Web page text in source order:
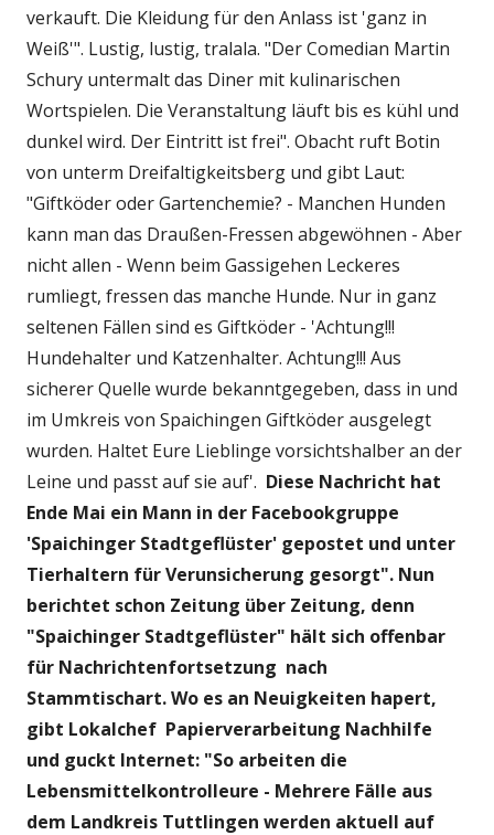
verkauft. Die Kleidung für den Anlass ist 'ganz in
Weiß'". Lustig, lustig, tralala. "Der Comedian Martin
Schury untermalt das Diner mit kulinarischen
Wortspielen. Die Veranstaltung läuft bis es kühl und
dunkel wird. Der Eintritt ist frei". Obacht ruft Botin
von unterm Dreifaltigkeitsberg und gibt Laut:
"Giftköder oder Gartenchemie? - Manchen Hunden
kann man das Draußen-Fressen abgewöhnen - Aber
nicht allen - Wenn beim Gassigehen Leckeres
rumliegt, fressen das manche Hunde. Nur in ganz
seltenen Fällen sind es Giftköder - 'Achtung!!!
Hundehalter und Katzenhalter. Achtung!!! Aus
sicherer Quelle wurde bekanntgegeben, dass in und
im Umkreis von Spaichingen Giftköder ausgelegt
wurden. Haltet Eure Lieblinge vorsichtshalber an der
Leine und passt auf sie auf'. Diese Nachricht hat
Ende Mai ein Mann in der Facebookgruppe
'Spaichinger Stadtgeflüster' gepostet und unter
Tierhaltern für Verunsicherung gesorgt". Nun
berichtet schon Zeitung über Zeitung, denn
"Spaichinger Stadtgeflüster" hält sich offenbar
für Nachrichtenfortsetzung nach
Stammtischart. Wo es an Neuigkeiten hapert,
gibt Lokalchef Papierverarbeitung Nachhilfe
und guckt Internet: "So arbeiten die
Lebensmittelkontrolleure - Mehrere Fälle aus
dem Landkreis Tuttlingen werden aktuell auf